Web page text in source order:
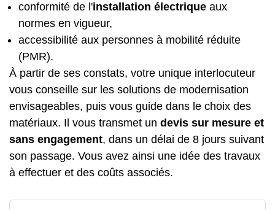
conformité de l'installation électrique aux
normes en vigueur,
accessibilité aux personnes à mobilité réduite
(PMR).
À partir de ses constats, votre unique interlocuteur
vous conseille sur les solutions de modernisation
envisageables, puis vous guide dans le choix des
matériaux. Il vous transmet un devis sur mesure et
sans engagement, dans un délai de 8 jours suivant
son passage. Vous avez ainsi une idée des travaux
à effectuer et des coûts associés.